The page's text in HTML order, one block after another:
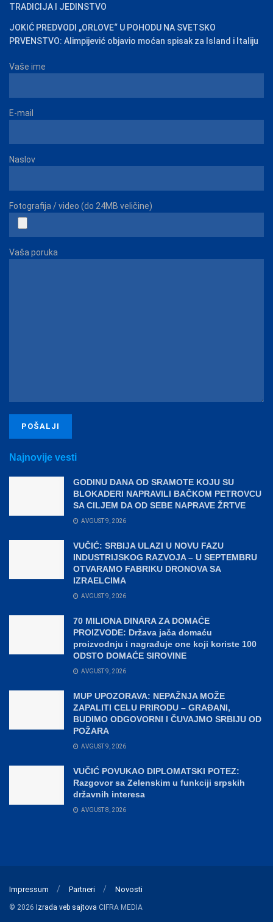
TRADICIJA I JEDINSTVO
JOKIĆ PREDVODI „ORLOVE“ U POHODU NA SVETSKO
PRVENSTVO: Alimpijević objavio moćan spisak za Island i Italiju
Vaše ime
E-mail
Naslov
Fotografija / video (do 24MB veličine)
Vaša poruka
Najnovije vesti
GODINU DANA OD SRAMOTE KOJU SU
BLOKADERI NAPRAVILI BAČKOM PETROVCU
SA CILJEM DA OD SEBE NAPRAVE ŽRTVE
AVGUST 9, 2026
VUČIĆ: SRBIJA ULAZI U NOVU FAZU
INDUSTRIJSKOG RAZVOJA – U SEPTEMBRU
OTVARAMO FABRIKU DRONOVA SA
IZRAELCIMA
AVGUST 9, 2026
70 MILIONA DINARA ZA DOMAĆE
PROIZVODE: Država jača domaću
proizvodnju i nagrađuje one koji koriste 100
ODSTO DOMAĆE SIROVINE
AVGUST 9, 2026
MUP UPOZORAVA: NEPAŽNJA MOŽE
ZAPALITI CELU PRIRODU – GRAĐANI,
BUDIMO ODGOVORNI I ČUVAJMO SRBIJU OD
POŽARA
AVGUST 9, 2026
VUČIĆ POVUKAO DIPLOMATSKI POTEZ:
Razgovor sa Zelenskim u funkciji srpskih
državnih interesa
AVGUST 8, 2026
Impressum Partneri Novosti
© 2026 Izrada veb sajtova CIFRA MEDIA